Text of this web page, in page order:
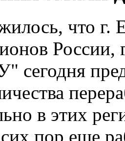
что г.
в этих
пор еще